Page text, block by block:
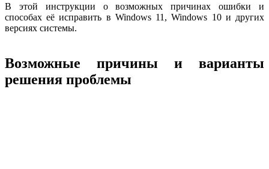
В этой инструкции о возможных причинах ошибки и
способах её исправить в Windows 11, Windows 10 и других
версиях системы.
Возможные причины и варианты
решения проблемы